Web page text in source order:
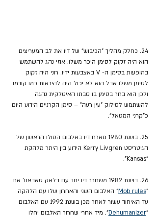
24. כחלק מהליך "הכיבוש" של דיו את לב המעריצים
הוא היה זקוק לסימן היכר משלו. אוזי נהג להשתמש
בהופעות בסימן ה- V באצבעות ידיו. רוני היה זקוק
לסימן משלו אבל הוא לא יכול היה להיראות כמו קודמו
ולכן הוא בחר בסימן בו סבתו האיטלקית נהגה
להשתמש לסילוק "עין רעה" – סימן הקרניים הידוע היום
כ"קרני המטאל".
25. בשנת 1980 מארח דיו באלבום הסולו הראשון של
הגיטריסט Kerry Livgren הידוע בין היתר מלהקת
"Kansas".
26. בשנת 1982 משחרר דיו יחד עם בלאק סאבאת' את
"
Mob rules" האלבום השני והאחרון שלו עם הלהקה
עד האיחוד עשור לאחר מכן בשנת 1992 עם האלבום
"
Dehumanizer". מיד אחרי שחרור האלבום יחלו